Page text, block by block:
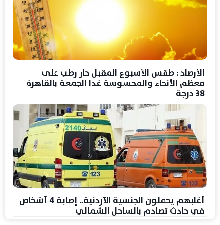
الأرصاد : طقس الأسبوع المقبل حار رطب على
معظم الأنحاء والمحسوسة غدا الجمعة بالقاهرة
38 درجة
أغلبهم يحملون الجنسية الأردنية.. إصابة 4 أشخاص
في حادث تصادم بالساحل الشمالي